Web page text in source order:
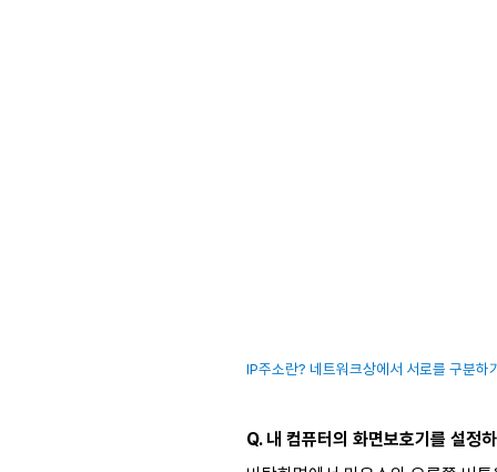
IP주소란? 네트워크상에서 서로를 구분
Q. 내 컴퓨터의 화면보호기를 설정